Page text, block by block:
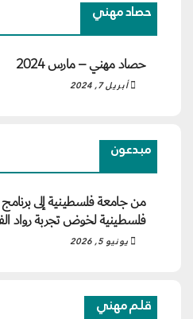
حصاد مهني
حصاد مهني – مارس 2024
أبريل 7, 2024
مبدعون
من جامعة فلسطينية إلى
فلسطينية لخوض تجربة رواد
يونيو 5, 2026
قلم مهني